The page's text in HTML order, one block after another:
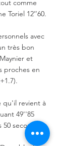
comme
Toriel 12’’60.
avec
très bon
et
proches en
qu'il revient à
49''85
50 secondes.